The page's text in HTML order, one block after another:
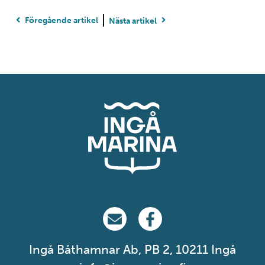
Föregående artikel Nästa artikel
Ingå Marina på emailIngå Marina på Facebook
Ingå Båthamnar Ab, PB 2, 10211 Ingå